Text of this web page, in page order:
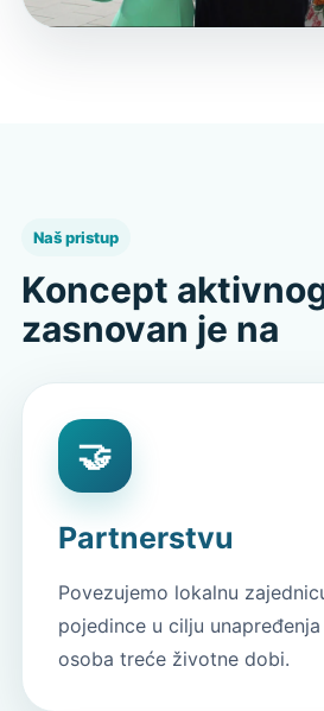
Naš pristup
Koncept
zasnovan je na
🤝
Partnerstvu
Povezujemo lokalnu
pojedince u cilju
osoba treće životne dobi.